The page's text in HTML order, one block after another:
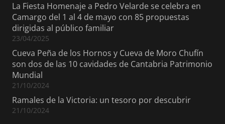
La Fiesta Homenaje a Pedro Velarde se celebra en
Camargo del 1 al 4 de mayo con 85 propuestas
dirigidas al público familiar
23/04/2025
Cueva Peña de los Hornos y Cueva de Moro Chufín
son dos de las 10 cavidades de Cantabria Patrimonio
Mundial
21/10/2024
Ramales de la Victoria: un tesoro por descubrir
21/10/2024